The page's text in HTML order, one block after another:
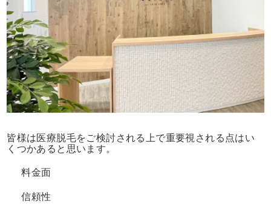
皆様は医療脱毛をご検討される上で重要視される点はい
くつかあると思います。
料金面
信頼性